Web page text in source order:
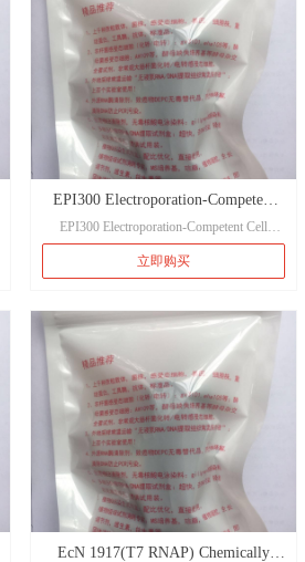
EPI300 Electroporation-Competent
Cell
EPI300 Electroporation-Competent Cell
EPI300电击感受态细胞只能用于电击转
化，不能用于热激转化。EPI300细胞含有
白产物可以促进含有ori V复制子的质粒的
高拷贝扩繁，诱导剂Ⅰ可以诱导trfA基因的
表达。当含有ori V复制子质粒的EPI300细
胞在LB/2YT或SOB培养基中生长时，trfA
基因的表达被抑制，ori V复制子质粒的拷
贝数维持在很低的水平；当在培养基中加
入诱导剂Ⅰ，ori V复制子质粒的拷贝数可
维持在很高的水平，提高了质粒产量。因
此EPI300菌株可以降低ori V复制子质粒的
拷贝数，特别适合于各种不稳定 DNA 或
毒性基因的克隆。
立即购买
EcN 1917(T7 RNAP) Chemically